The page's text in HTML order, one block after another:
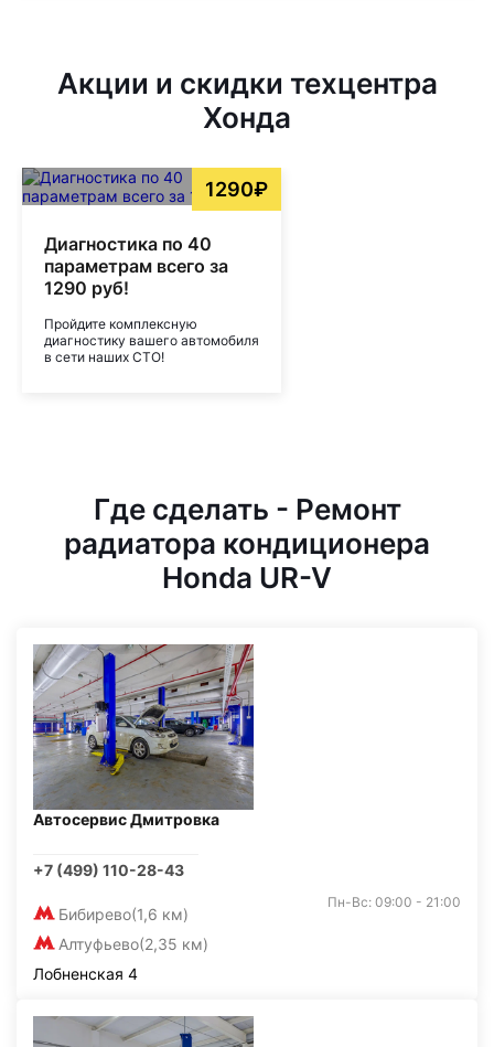
Акции и скидки техцентра
Хонда
1290₽
Диагностика по 40
параметрам всего за
1290 руб!
Пройдите комплексную
диагностику вашего автомобиля
в сети наших СТО!
Где сделать - Ремонт
радиатора кондиционера
Honda UR-V
Автосервис Дмитровка
+7 (499) 110-28-43
Бибирево(1,6 км)
Алтуфьево(2,35 км)
Пн-Вс: 09:00 - 21:00
Лобненская 4